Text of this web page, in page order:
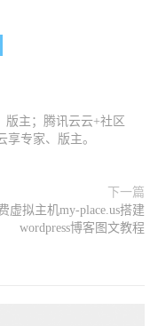
版主；腾讯云云+社区
专家、版主。
下一篇
虚拟主机my-place.us搭建
wordpress博客图文教程